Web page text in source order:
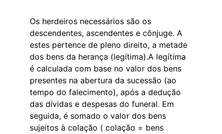
Os herdeiros necessários são os
descendentes, ascendentes e cônjuge. A
estes pertence de pleno direito, a metade
dos bens da herança (legítima).A legítima
é calculada com base no valor dos bens
presentes na abertura da sucessão (ao
tempo do falecimento), após a dedução
das dívidas e despesas do funeral. Em
seguida, é somado o valor dos bens
sujeitos à colação ( colação = bens